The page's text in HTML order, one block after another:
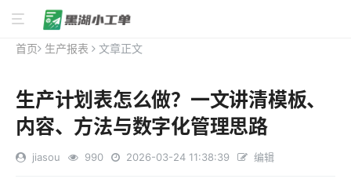
首页 生产报表 文章正文
生产计划表怎么做？一文讲清模板、
内容、方法与数字化管理思路
jiasou 990 2026-03-24 11:38:39 编辑